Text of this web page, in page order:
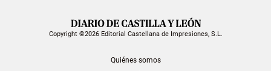
Copyright ©2026 Editorial Castellana de Impresiones, S.L.
Quiénes somos